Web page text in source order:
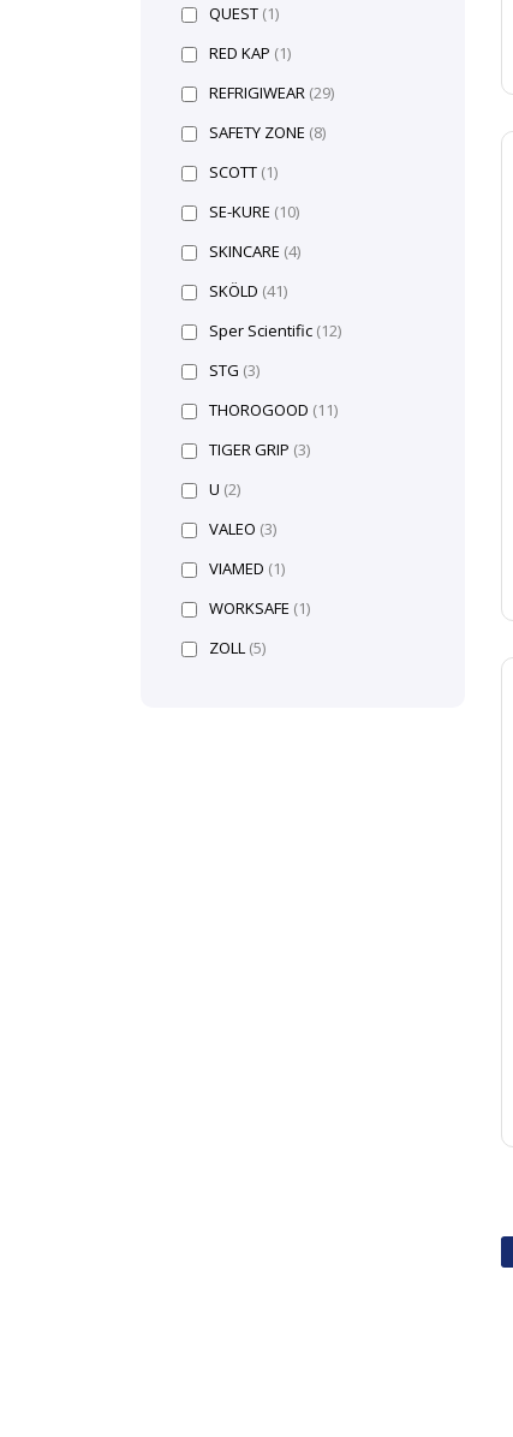
QUEST (1)
RED KAP (1)
REFRIGIWEAR (29)
SAFETY ZONE (8)
SCOTT (1)
SE-KURE (10)
SKINCARE (4)
SKÖLD (41)
Sper Scientific (12)
STG (3)
THOROGOOD (11)
TIGER GRIP (3)
U (2)
VALEO (3)
VIAMED (1)
WORKSAFE (1)
ZOLL (5)